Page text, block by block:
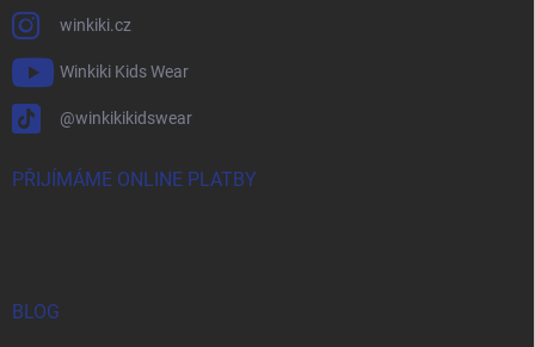
winkiki.cz
Winkiki Kids Wear
@winkikikidswear
PŘIJÍMÁME ONLINE PLATBY
BLOG